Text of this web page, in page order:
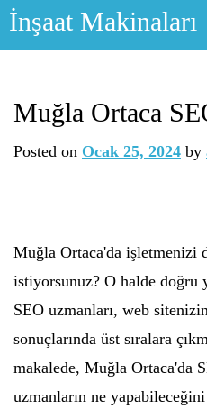
Skip
İnşaat Makinaları
Muğla Ortaca
Posted on Ocak 25, 2024 by
Muğla Ortaca'da işletmenizi
istiyorsunuz? O halde doğru
SEO uzmanları, web
sonuçlarında üst sıralara
makalede, Muğla Ortaca'da
uzmanların ne